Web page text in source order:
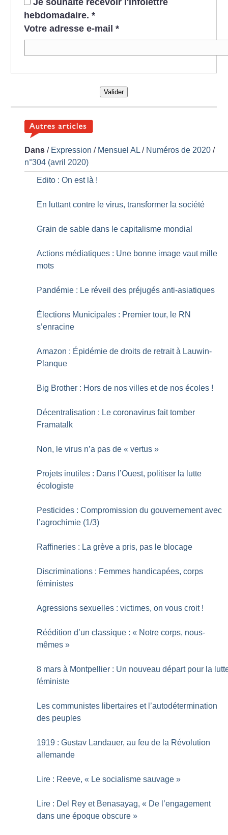
Je souhaite recevoir l'infolettre
hebdomadaire. *
Votre adresse e-mail *
Valider
Dans / Expression / Mensuel AL / Numéros de 2020 /
n°304 (avril 2020)
Edito : On est là !
En luttant contre le virus, transformer la société
Grain de sable dans le capitalisme mondial
Actions médiatiques : Une bonne image vaut mille
mots
Pandémie : Le réveil des préjugés anti-asiatiques
Élections Municipales : Premier tour, le RN
s’enracine
Amazon : Épidémie de droits de retrait à Lauwin-
Planque
Big Brother : Hors de nos villes et de nos écoles !
Décentralisation : Le coronavirus fait tomber
Framatalk
Non, le virus n’a pas de « vertus »
Projets inutiles : Dans l’Ouest, politiser la lutte
écologiste
Pesticides : Compromission du gouvernement avec
l’agrochimie (1/3)
Raffineries : La grève a pris, pas le blocage
Discriminations : Femmes handicapées, corps
féministes
Agressions sexuelles : victimes, on vous croit !
Réédition d’un classique : « Notre corps, nous-
mêmes »
8 mars à Montpellier : Un nouveau départ pour la
féministe
Les communistes libertaires et l’autodétermination
des peuples
1919 : Gustav Landauer, au feu de la Révolution
allemande
Lire : Reeve, « Le socialisme sauvage »
Lire : Del Rey et Benasayag, « De l’engagement
dans une époque obscure »